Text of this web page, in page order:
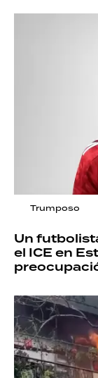
Trumposo
Un
el ICE en